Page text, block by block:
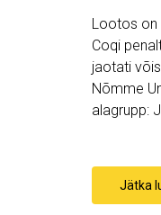
Lootos on
Coqi
jaotati
Nõmme
alagrupp:
Jätka